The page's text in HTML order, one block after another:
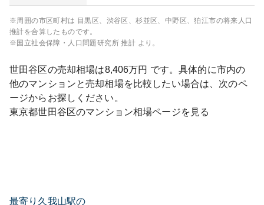
※周囲の市区町村は 目黒区、渋谷区、杉並区、中野区、狛江市の将来人口
推計を合算したものです。
※国立社会保障・人口問題研究所 推計 より。
世田谷区の売却相場は8,406万円 です。具体的に市内の
他のマンションと売却相場を比較したい場合は、次のペ
ージからお探しください。
東京都世田谷区のマンション相場ページを見る
最寄り久我山駅の